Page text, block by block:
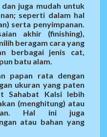
juga mudah untuk
seperti dalam hal
serta penyimpanan.
akhir (finishing),
beragam cara yang
berbagai jenis cat,
batu alam.
papan rata dengan
ukuran yang paten
Sahabat Kalsi lebih
(menghitung) atau
Hal ini juga
atau bahan yang